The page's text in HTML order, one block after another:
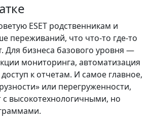
ESET родственникам и
переживаний, что что-то где-то
Для бизнеса базового уровня —
мониторинга, автоматизация
к отчетам. И самое главное,
или перегруженности,
с высокотехнологичными, но